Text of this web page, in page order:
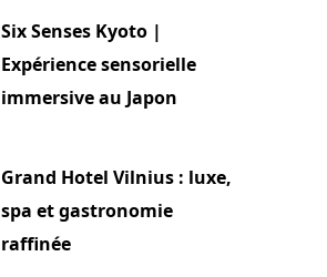
Six Senses Kyoto |
Expérience sensorielle
immersive au Japon
Grand Hotel Vilnius : luxe,
spa et gastronomie
raffinée